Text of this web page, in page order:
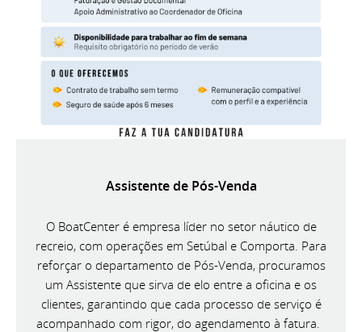
Assistente de Pós-Venda
O BoatCenter é empresa líder no setor náutico de
recreio, com operações em Setúbal e Comporta. Para
reforçar o departamento de Pós-Venda, procuramos
um Assistente que sirva de elo entre a oficina e os
clientes, garantindo que cada processo de serviço é
acompanhado com rigor, do agendamento à fatura.